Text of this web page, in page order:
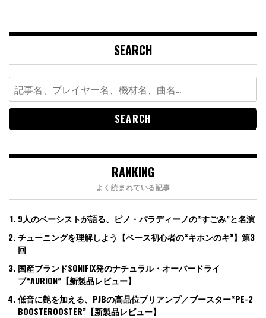
SEARCH
Search
for:
RANKING
よく読まれている記事
9人のベーシストが語る、ピノ・パラディーノの“すごみ”と名演
チューニングを理解しよう【ベース初心者の“キホンのキ”】第3
回
国産ブランドSONIFIX発のナチュラル・オーバードライ
ブ“AURION”【新製品レビュー】
低音に艶を加える、PJBの高品位プリアンプ／ブースター“PE-2
BOOSTEROOSTER”【新製品レビュー】